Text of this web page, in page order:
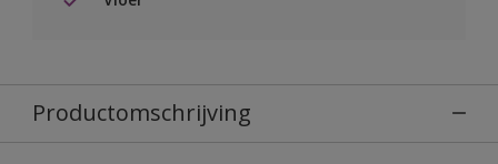
Productomschrijving